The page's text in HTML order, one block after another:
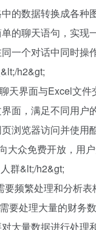
的数据转换成各
的聊天语句，实
一个对话中同时
h2&gt;
天界面与Excel文
面，满足不同用户
浏览器访问并使
大众免费开放，用
群&lt;/h2&gt;
频繁处理和分析
要处理大量的财务
大量数据进行处